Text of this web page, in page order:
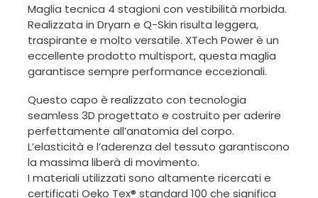
Maglia tecnica 4 stagioni con vestibilità morbida.
Realizzata in Dryarn e Q-Skin risulta leggera,
traspirante e molto versatile. XTech Power è un
eccellente prodotto multisport, questa maglia
garantisce sempre performance eccezionali.
Questo capo è realizzato con tecnologia
seamless 3D progettato e costruito per aderire
perfettamente all’anatomia del corpo.
L’elasticità e l’aderenza del tessuto garantiscono
la massima liberà di movimento.
I materiali utilizzati sono altamente ricercati e
certificati Oeko Tex® standard 100 che significa